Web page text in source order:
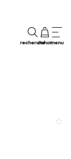
rechercheachatmenu